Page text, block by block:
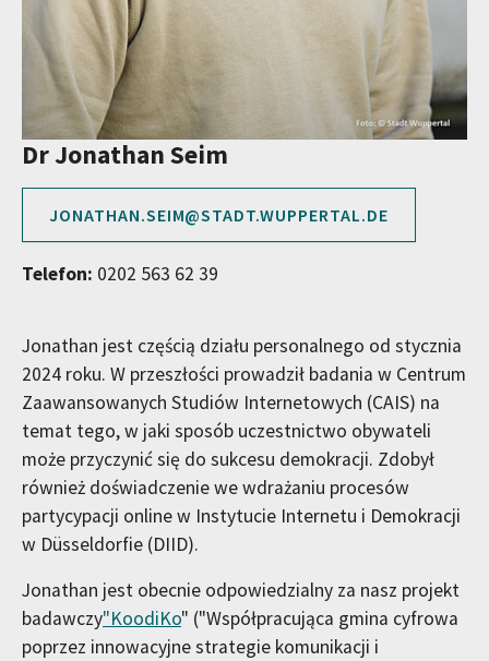
Dr Jonathan Seim
JONATHAN.SEIM@STADT.WUPPERTAL.DE
Telefon: 0202 563 62 39
Jonathan jest częścią działu personalnego od stycznia
2024 roku. W przeszłości prowadził badania w Centrum
Zaawansowanych Studiów Internetowych (CAIS) na
temat tego, w jaki sposób uczestnictwo obywateli
może przyczynić się do sukcesu demokracji. Zdobył
również doświadczenie we wdrażaniu procesów
partycypacji online w Instytucie Internetu i Demokracji
w Düsseldorfie (DIID).
Jonathan jest obecnie odpowiedzialny za nasz projekt
badawczy"KoodiKo" ("Współpracująca gmina cyfrowa
poprzez innowacyjne strategie komunikacji i